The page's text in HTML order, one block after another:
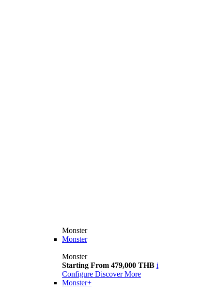
Monster
Monster
Monster
Starting From 479,000 THB i
Configure Discover More
Monster+